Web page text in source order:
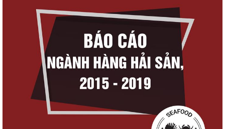
(sửa đổi)
Thuế Mục 301 và bài toán thích ứng của
tôm Việt tại thị...
VASEP chào đón Công ty Cổ phần Thương